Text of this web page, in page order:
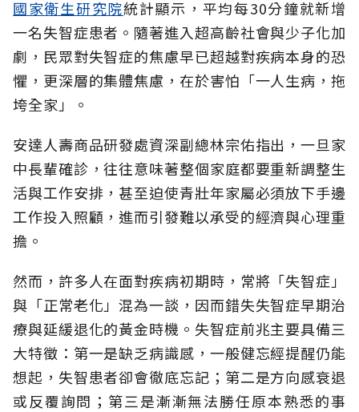
國家衛生研究院統計顯示，平均每30分鐘就新增
一名失智症患者。隨著進入超高齡社會與少子化加
劇，民眾對失智症的焦慮早已超越對疾病本身的恐
懼，更深層的集體焦慮，在於害怕「一人生病，拖
垮全家」。
安達人壽商品研發處資深副總林宗佑指出，一旦家
中長輩確診，往往意味著整個家庭都要重新調整生
活與工作安排，甚至迫使青壯年家屬必須放下手邊
工作投入照顧，進而引發難以承受的經濟與心理重
擔。
然而，許多人在面對疾病初期時，常將「失智症」
與「正常老化」混為一談，因而錯失失智症早期治
療與延緩退化的黃金時機。失智症前兆主要具備三
大特徵：第一是缺乏病識感，一般健忘經提醒仍能
想起，失智患者卻會徹底忘記；第二是方向感衰退
或反覆詢問；第三是漸漸無法勝任原本熟悉的事